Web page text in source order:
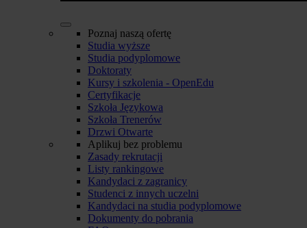
Poznaj naszą ofertę
Studia wyższe
Studia podyplomowe
Doktoraty
Kursy i szkolenia - OpenEdu
Certyfikacje
Szkoła Językowa
Szkoła Trenerów
Drzwi Otwarte
Aplikuj bez problemu
Zasady rekrutacji
Listy rankingowe
Kandydaci z zagranicy
Studenci z innych uczelni
Kandydaci na studia podyplomowe
Dokumenty do pobrania